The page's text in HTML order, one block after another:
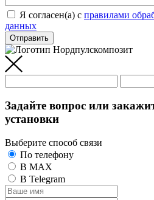
Я согласен(а) c правилами
данных
Отправить
Задайте вопрос или
установки
Выберите способ связи
По телефону
В MAX
В Telegram